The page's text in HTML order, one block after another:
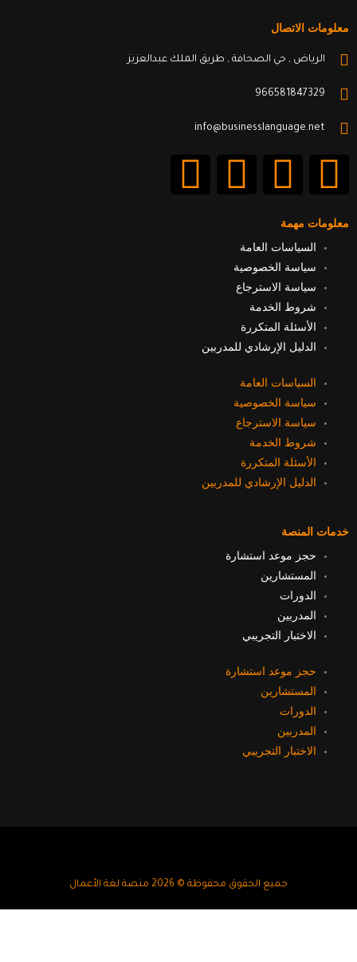
معلومات الاتصال
الرياض , حي الصحافة , طريق الملك عبدالعزيز
966581847329
info@businesslanguage.net
F
a
c
e
b
o
o
k
T
i
t
t
e
r
Y
t
e
L
معلومات مهمة
السياسات العامة
سياسة الخصوصية
سياسة الاسترجاع
شروط الخدمة
الأسئلة المتكررة
الدليل الإرشادي للمدربين
السياسات العامة
سياسة الخصوصية
سياسة الاسترجاع
شروط الخدمة
الأسئلة المتكررة
الدليل الإرشادي للمدربين
خدمات المنصة
حجز موعد استشارة
المستشارين
الدورات
المدربين
الاختبار التجريبي
حجز موعد استشارة
المستشارين
الدورات
المدربين
الاختبار التجريبي
جميع الحقوق محفوظة © 2026 منصة لغة الأعمال